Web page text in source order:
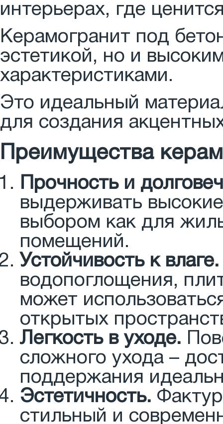
интерьерах, где
Керамогранит под
эстетикой, но и
характеристиками.
Это идеальный
для создания
Преимущества
Прочность и
выдерживать
выбором как для
помещений.
Устойчивость к влаге.
водопоглощения,
может
открытых
Легкость в уходе.
сложного ухода –
поддержания
Эстетичность.
стильный и